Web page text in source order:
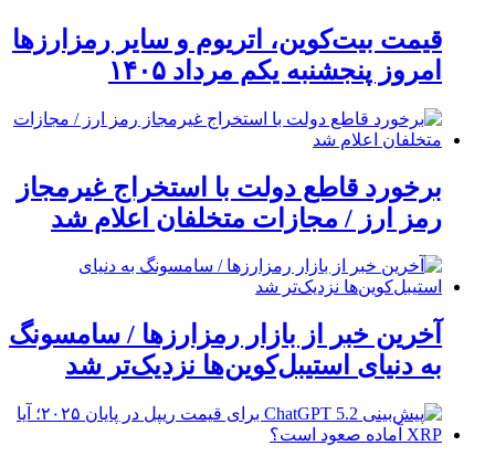
قیمت بیت‌کوین، اتریوم و سایر رمزارزها
امروز پنجشنبه یکم مرداد ۱۴۰۵
برخورد قاطع دولت با استخراج غیرمجاز
رمز ارز / مجازات متخلفان اعلام شد
آخرین خبر از بازار رمزارزها / سامسونگ
به دنیای استیبل‌کوین‌ها نزدیک‌تر شد